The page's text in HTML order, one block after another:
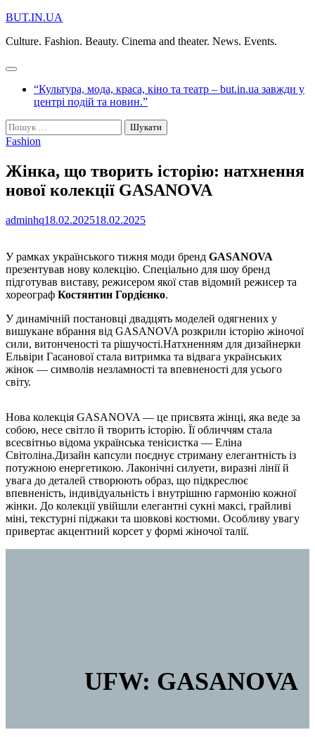
Перейти
вмісту
BUT.IN.UA
Culture. Fashion. Beauty. Cinema and theater. News. Events.
“Культура, мода, краса, кіно та театр – but.in.ua завжди у
центрі подій та новин.”
Пошук:
Fashion
Жінка, що творить історію: натхнення
нової колекції GASANOVA
adminhq18.02.202518.02.2025
У рамках українського тижня моди бренд GASANOVA
презентував нову колекцію. Спеціально для шоу бренд
підготував виставу, режисером якої став відомий режисер та
хореограф Костянтин Гордієнко.
У динамічній постановці двадцять моделей одягнених у
вишукане вбрання від GASANOVA розкрили історію жіночої
сили, витонченості та рішучості.Натхненням для дизайнерки
Ельвіри Гасанової стала витримка та відвага українських
жінок — символів незламності та впевненості для усього
світу.
Нова колекція GASANOVA — це присвята жінці, яка веде за
собою, несе світло й творить історію. Її обличчям стала
всесвітньо відома українська тенісистка — Еліна
Світоліна.Дизайн капсули поєднує стриману елегантність із
потужною енергетикою. Лаконічні силуети, виразні лінії й
увага до деталей створюють образ, що підкреслює
впевненість, індивідуальність і внутрішню гармонію кожної
жінки. До колекції увійшли елегантні сукні максі, грайливі
міні, текстурні піджаки та шовкові костюми. Особливу увагу
привертає акцентний корсет у формі жіночої талії.
UFW: GASANOVA